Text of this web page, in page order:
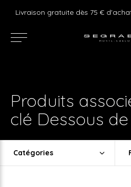
Produits
clé Dessous
Catégories